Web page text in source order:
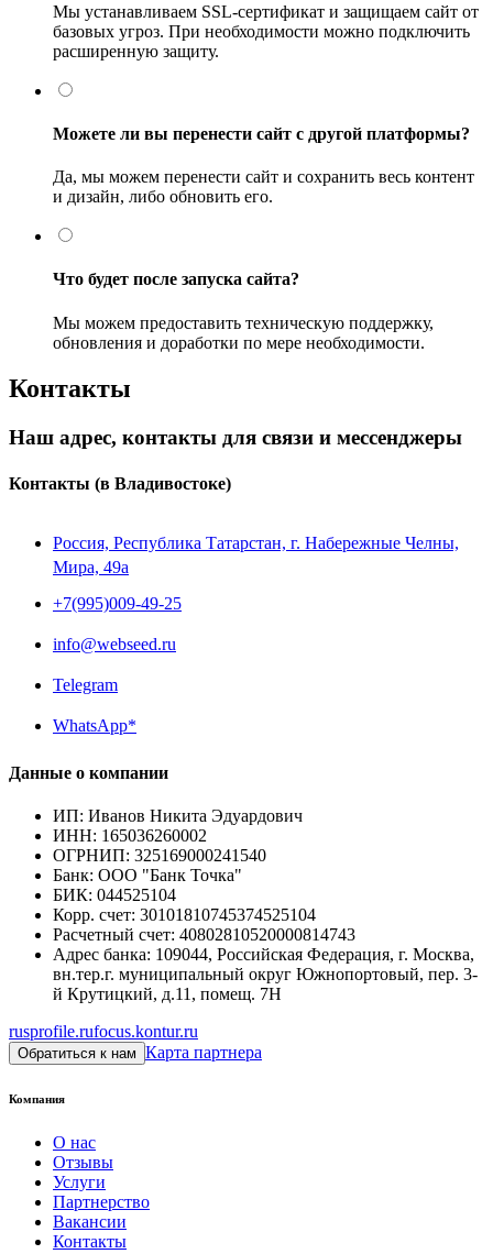
Мы устанавливаем SSL-сертификат и защищаем сайт от
базовых угроз. При необходимости можно подключить
расширенную защиту.
Можете ли вы перенести сайт с другой платформы?
Да, мы можем перенести сайт и сохранить весь контент
и дизайн, либо обновить его.
Что будет после запуска сайта?
Мы можем предоставить техническую поддержку,
обновления и доработки по мере необходимости.
Контакты
Наш адрес, контакты для связи и мессенджеры
Контакты (в Владивостоке)
Россия, Республика Татарстан, г. Набережные Челны,
Мира, 49a
+7(995)009-49-25
info@webseed.ru
Telegram
WhatsApp*
Данные о компании
ИП: Иванов Никита Эдуардович
ИНН: 165036260002
ОГРНИП: 325169000241540
Банк: ООО "Банк Точка"
БИК: 044525104
Корр. счет: 30101810745374525104
Расчетный счет: 40802810520000814743
Адрес банка: 109044, Российская Федерация, г. Москва,
вн.тер.г. муниципальный округ Южнопортовый, пер. 3-
й Крутицкий, д.11, помещ. 7Н
rusprofile.rufocus.kontur.ru
Обратиться к нам Карта партнера
Компания
О нас
Отзывы
Услуги
Партнерство
Вакансии
Контакты